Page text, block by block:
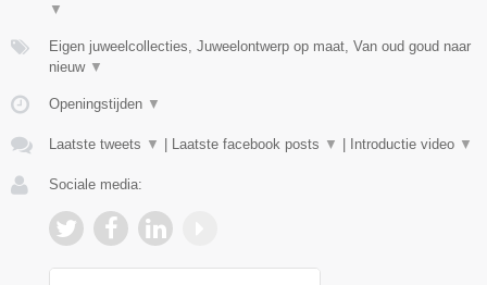
▼
Eigen juweelcollecties, Juweelontwerp op maat, Van oud goud naar
nieuw ▼
Openingstijden ▼
Laatste tweets ▼ Laatste facebook posts ▼ Introductie video ▼
Sociale media: